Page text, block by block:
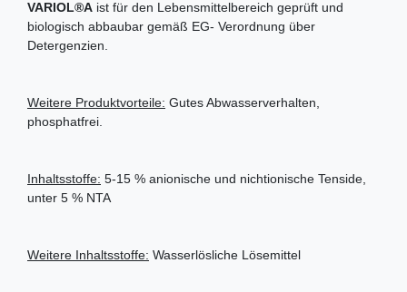
VARIOL®A ist für den Lebensmittelbereich geprüft und
biologisch abbaubar gemäß EG- Verordnung über
Detergenzien.
Weitere Produktvorteile: Gutes Abwasserverhalten,
phosphatfrei.
Inhaltsstoffe: 5-15 % anionische und nichtionische Tenside,
unter 5 % NTA
Weitere Inhaltsstoffe: Wasserlösliche Lösemittel